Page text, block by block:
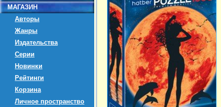
МАГАЗИН
Авторы
Жанры
Издательства
Серии
Новинки
Рейтинги
Корзина
Личное пространство